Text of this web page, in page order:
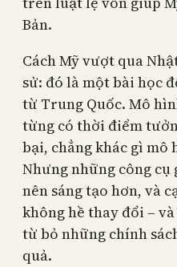
Bản.
Cách Mỹ vượt qua
sử: đó là một bài học
từ Trung Quốc. Mô
từng có thời điểm
bại, chẳng khác gì mô
Nhưng những công
nên sáng tạo hơn, và
không hề thay đổi –
từ bỏ những chính
quả.